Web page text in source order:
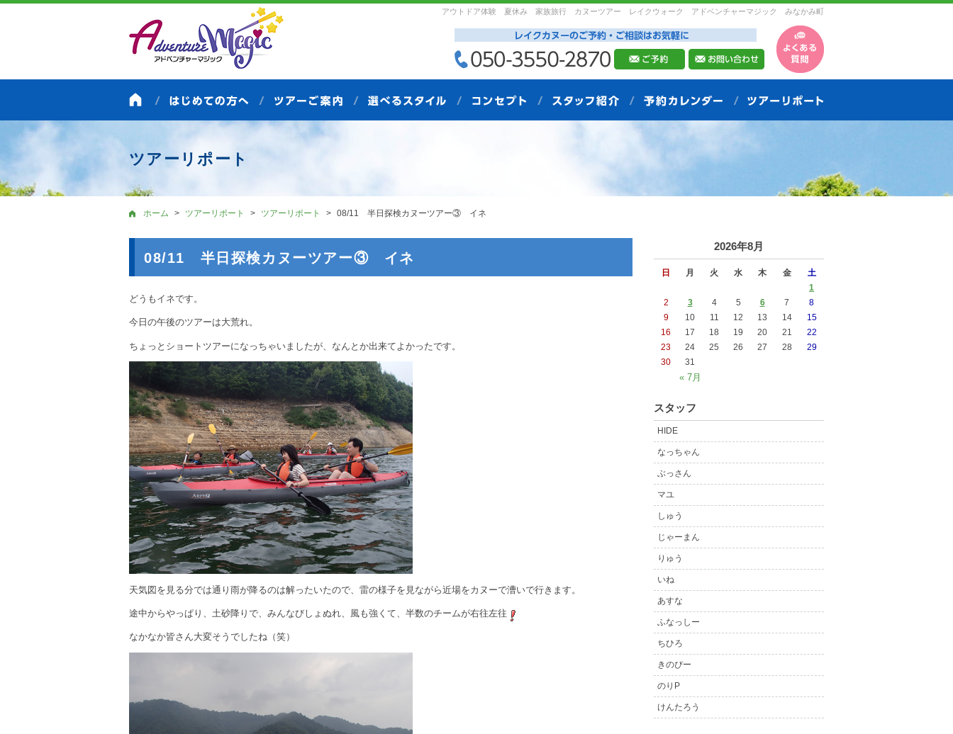
アウトドア体験 夏休み 家族旅行 カヌーツアー レイクウォーク アドベンチャーマジック みなかみ町
ツアーリポート
ホーム ツアーリポート ツアーリポート 08/11 半日探検カヌーツアー③ イネ
08/11 半日探検カヌーツアー③ イネ
どうもイネです。
今日の午後のツアーは大荒れ。
ちょっとショートツアーになっちゃいましたが、なんとか出来てよかったです。
天気図を見る分では通り雨が降るのは解ったいたので、雷の様子を見ながら近場をカヌーで漕いで行きます。
途中からやっぱり、土砂降りで、みんなびしょぬれ、風も強くて、半数のチームが右往左往
なかなか皆さん大変そうでしたね（笑）
2026年8月
日 月 火 水 木 金 土
« 7月
1
2
3 4 5 6 7
8
9
10 11 12 13 14
15
16
17 18 19 20 21
22
23
24 25 26 27 28
29
30
31
スタッフ
HIDE
なっちゃん
ぶっさん
マユ
しゅう
じゃーまん
りゅう
いね
あすな
ふなっしー
ちひろ
きのぴー
のりP
けんたろう